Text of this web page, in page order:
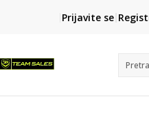
Prijavite se